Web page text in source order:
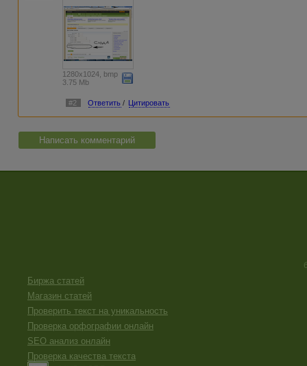
1280x1024, bmp
3.75 Mb
#2 Ответить / Цитировать
Написать комментарий
Биржа статей
Магазин статей
Проверить текст на уникальность
Проверка орфографии онлайн
SEO анализ онлайн
Проверка качества текста